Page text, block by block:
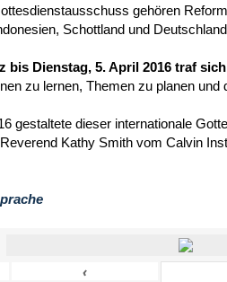
gehören
Schottland und
bis Dienstag, 5. April 2016 traf
zu lernen, Themen zu planen
gestaltete dieser internationale
Kathy Smith vom Calvin
‹